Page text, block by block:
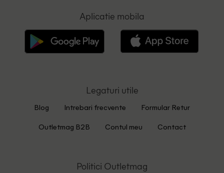
Aplicatie mobila
Legaturi utile
Blog Intrebari frecvente Formular Retur
Outletmag B2B Contul meu Contact
Politici Outletmag